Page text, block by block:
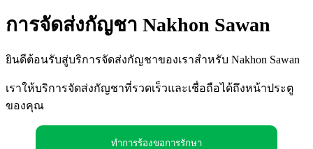
การจัดส่งกัญชา Nakhon Sawan
ยินดีต้อนรับสู่บริการจัดส่งกัญชาของเราสำหรับ Nakhon Sawan
เราให้บริการจัดส่งกัญชาที่รวดเร็วและเชื่อถือได้ถึงหน้าประตู
ของคุณ
ทำการร้องขอการรักษา